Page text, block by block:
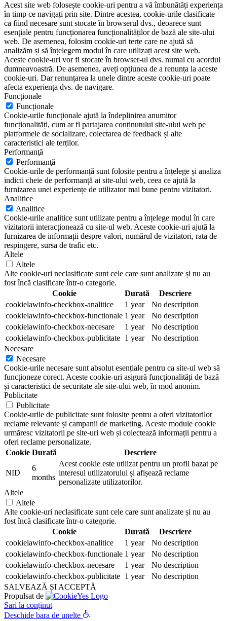
Acest site web folosește cookie-uri pentru a vă îmbunătăți experiența
în timp ce navigați prin site. Dintre acestea, cookie-urile clasificate
ca fiind necesare sunt stocate în browserul dvs., deoarece sunt
esențiale pentru funcționarea funcționalităților de bază ale site-ului
web. De asemenea, folosim cookie-uri terțe care ne ajută să
analizăm și să înțelegem modul în care utilizați acest site web.
Aceste cookie-uri vor fi stocate în browser-ul dvs. numai cu acordul
dumneavoastră. De asemenea, aveți opțiunea de a renunța la aceste
cookie-uri. Dar renunțarea la unele dintre aceste cookie-uri poate
afecta experiența dvs. de navigare.
Funcționale
Funcționale
Cookie-urile funcționale ajută la îndeplinirea anumitor
funcționalități, cum ar fi partajarea conținutului site-ului web pe
platformele de socializare, colectarea de feedback și alte
caracteristici ale terților.
Performanţă
Performanţă
Cookie-urile de performanță sunt folosite pentru a înțelege și analiza
indicii cheie de performanță ai site-ului web, ceea ce ajută la
furnizarea unei experiențe de utilizator mai bune pentru vizitatori.
Analitice
Analitice
Cookie-urile analitice sunt utilizate pentru a înțelege modul în care
vizitatorii interacționează cu site-ul web. Aceste cookie-uri ajută la
furnizarea de informații despre valori, numărul de vizitatori, rata de
respingere, sursa de trafic etc.
Altele
Altele
Alte cookie-uri neclasificate sunt cele care sunt analizate și nu au
fost încă clasificate într-o categorie.
Cookie
Durată
Descriere
cookielawinfo-checkbox-analitice
1 year
No description
cookielawinfo-checkbox-functionale 1 year
No description
cookielawinfo-checkbox-necesare
1 year
No description
cookielawinfo-checkbox-publicitate 1 year
No description
Necesare
Necesare
Cookie-urile necesare sunt absolut esențiale pentru ca site-ul web să
funcționeze corect. Aceste cookie-uri asigură funcționalități de bază
și caracteristici de securitate ale site-ului web, în mod anonim.
Publicitate
Publicitate
Cookie-urile de publicitate sunt folosite pentru a oferi vizitatorilor
reclame relevante și campanii de marketing. Aceste module cookie
urmăresc vizitatorii pe site-uri web și colectează informații pentru a
oferi reclame personalizate.
Cookie Durată Descriere
NID
6
months
Acest cookie este utilizat pentru un profil bazat pe
interesul utilizatorului și afișează reclame
personalizate utilizatorilor.
Altele
Altele
Alte cookie-uri neclasificate sunt cele care sunt analizate și nu au
fost încă clasificate într-o categorie.
Cookie
Durată
Descriere
cookielawinfo-checkbox-analitice
1 year
No description
cookielawinfo-checkbox-functionale 1 year
No description
cookielawinfo-checkbox-necesare
1 year
No description
cookielawinfo-checkbox-publicitate 1 year
No description
SALVEAZĂ ȘI ACCEPTĂ
Propulsat de
Sari la conținut
Deschide bara de unelte